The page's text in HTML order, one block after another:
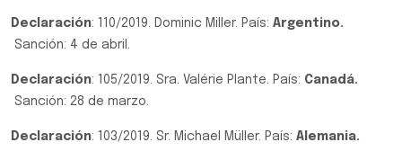
Declaración: 110/2019. Dominic Miller. País: Argentino.
Sanción: 4 de abril.
Declaración: 105/2019. Sra. Valérie Plante. País: Canadá.
Sanción: 28 de marzo.
Declaración: 103/2019. Sr. Michael Müller. País: Alemania.